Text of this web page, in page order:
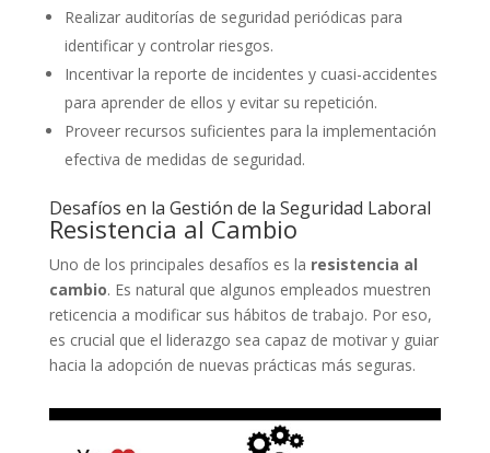
Realizar auditorías de seguridad periódicas para
identificar y controlar riesgos.
Incentivar la reporte de incidentes y cuasi-accidentes
para aprender de ellos y evitar su repetición.
Proveer recursos suficientes para la implementación
efectiva de medidas de seguridad.
Desafíos en la Gestión de la Seguridad Laboral
Resistencia al Cambio
Uno de los principales desafíos es la resistencia al
cambio. Es natural que algunos empleados muestren
reticencia a modificar sus hábitos de trabajo. Por eso,
es crucial que el liderazgo sea capaz de motivar y guiar
hacia la adopción de nuevas prácticas más seguras.